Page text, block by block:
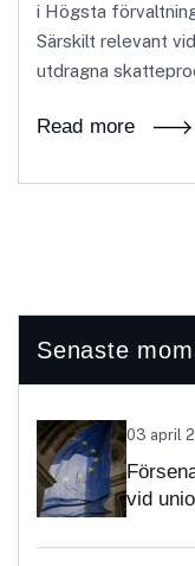
i Högsta
Särskilt relevant
utdragna
Read more
Senaste
03 april
vid